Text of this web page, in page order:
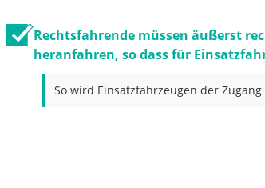
Rechtsfahrende müssen äußerst
heranfahren, so dass für
So wird Einsatzfahrzeugen der